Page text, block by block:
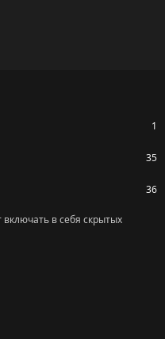
1
35
36
в себя скрытых